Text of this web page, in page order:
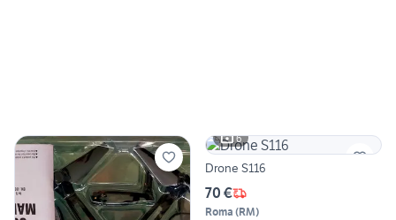
6
Drone S116
70 €
Roma (RM)